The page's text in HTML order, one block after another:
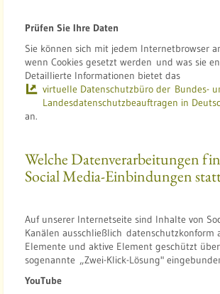
Prüfen Sie Ihre Daten
Sie können sich mit jedem Internetbrowser
wenn Cookies gesetzt werden und was sie
Detaillierte Informationen bietet das
virtuelle Datenschutzbüro der Bundes-
Landesdatenschutzbeauftragen in
an.
Welche Datenverarbeitungen
Social Media-Einbindungen
Auf unserer Internetseite sind Inhalte von
Kanälen ausschließlich datenschutzkonform
Elemente und aktive Element geschützt
sogenannte „Zwei-Klick-Lösung"
YouTube